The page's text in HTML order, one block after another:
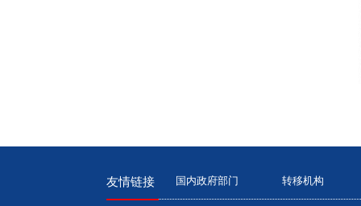
友情链接 国内政府部门 转移机构